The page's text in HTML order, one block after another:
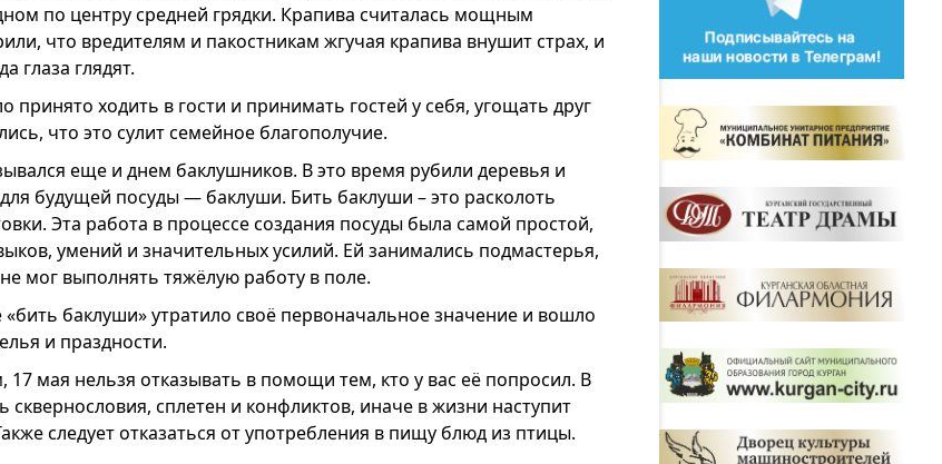
по центру средней грядки. Крапива считалась мощным
что вредителям и пакостникам жгучая крапива внушит страх, и
глаза глядят.
принято ходить в гости и принимать гостей у себя, угощать друг
что это сулит семейное благополучие.
еще и днем баклушников. В это время рубили деревья и
будущей посуды — баклуши. Бить баклуши – это расколоть
Эта работа в процессе создания посуды была самой простой,
умений и значительных усилий. Ей занимались подмастерья,
мог выполнять тяжёлую работу в поле.
баклуши» утратило своё первоначальное значение и вошло
и праздности.
мая нельзя отказывать в помощи тем, кто у вас её попросил. В
сквернословия, сплетен и конфликтов, иначе в жизни наступит
следует отказаться от употребления в пищу блюд из птицы.